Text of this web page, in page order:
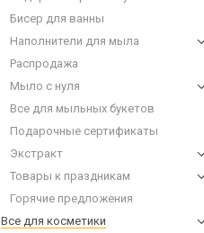
Бисер для ванны
Наполнители для мыла
Распродажа
Мыло с нуля
Все для мыльных букетов
Подарочные сертификаты
Экстракт
Товары к праздникам
Горячие предложения
Все для косметики